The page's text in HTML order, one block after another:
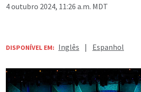
4 outubro 2024, 11:26 a.m. MDT
DISPONÍVEL EM: Inglês | Espanhol